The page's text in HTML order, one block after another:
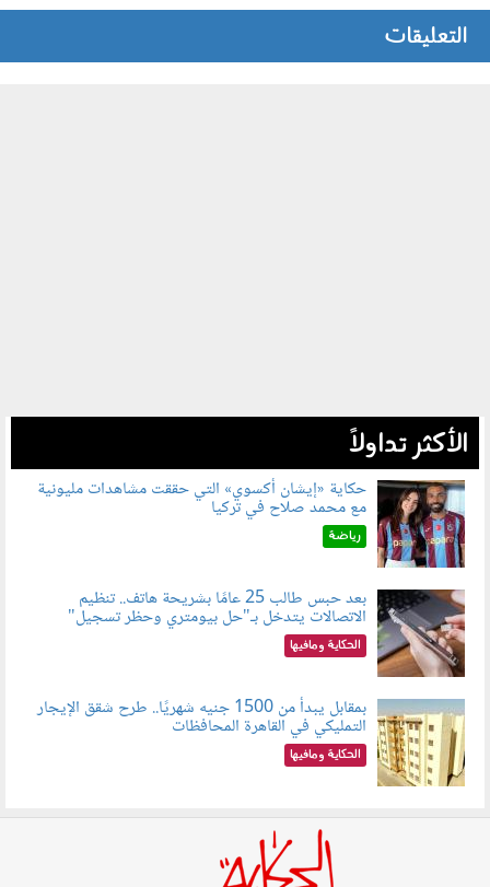
التعليقات
الأكثر تداولاً
080802.jpg
حكاية «إيشان أكسوي» التي حققت مشاهدات مليونية
مع محمد صلاح في تركيا
رياضة
080803.jpg
بعد حبس طالب 25 عامًا بشريحة هاتف.. تنظيم
الاتصالات يتدخل بـ"حل بيومتري وحظر تسجيل"
الحكاية ومافيها
080801.jpg
بمقابل يبدأ من 1500 جنيه شهريًا.. طرح شقق الإيجار
التمليكي في القاهرة المحافظات
الحكاية ومافيها